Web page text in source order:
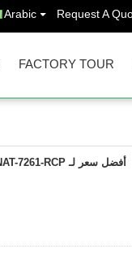
Request A
Arabic
FACTORY TOUR